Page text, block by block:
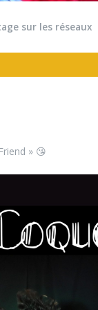
sur les réseaux
» 😘